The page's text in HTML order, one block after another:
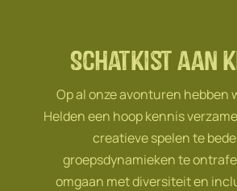
Schatkist aan
Op al onze avonturen hebben
Helden een hoop kennis
creatieve spelen te
groepsdynamieken te
omgaan met diversiteit en